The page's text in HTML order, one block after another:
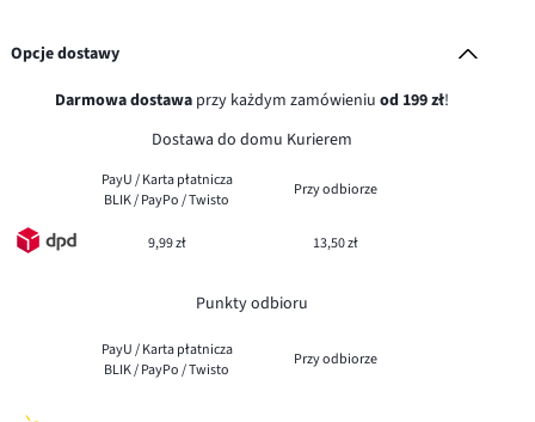
Opcje dostawy
Darmowa dostawaprzy każdym zamówieniu od 199 zł!
Dostawa do domu Kurierem
PayU / Karta płatnicza
BLIK / PayPo / Twisto
Przy odbiorze
9,99 zł 13,50 zł
Punkty odbioru
PayU / Karta płatnicza
BLIK / PayPo / Twisto
Przy odbiorze